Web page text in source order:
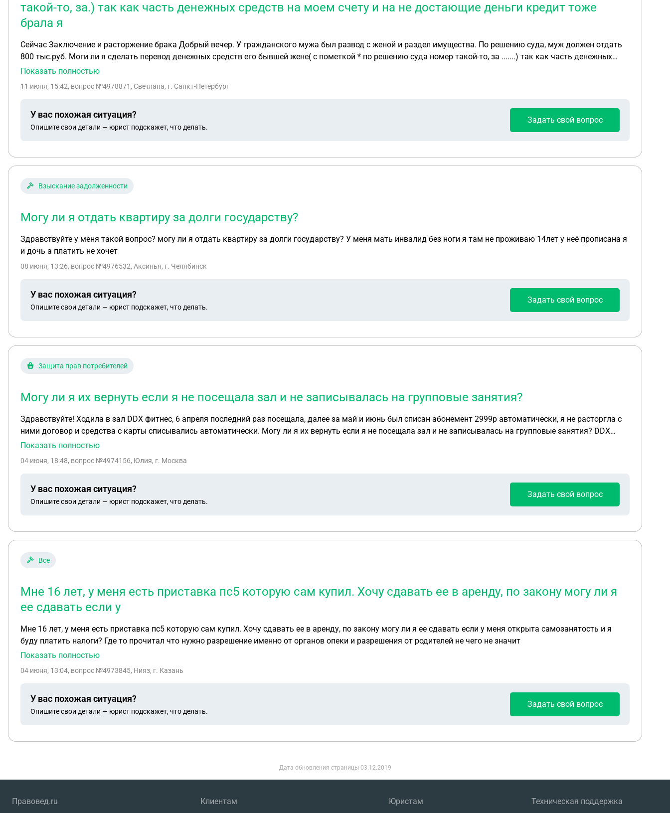
такой-то, за.) так как часть денежных средств на моем счету и на не достающие деньги кредит тоже
брала я
Сейчас Заключение и расторжение брака Добрый вечер. У гражданского мужа был развод с женой и раздел имущества. По решению суда, муж должен отдать
800 тыс.руб. Моги ли я сделать перевод денежных средств его бывшей жене( с пометкой * по решению суда номер такой-то, за .......) так как часть денежных
средств на моем счету и на не достающие деньги кредит тоже брала я.
Показать полностью
11 июня, 15:42, вопрос №4978871, Светлана, г. Санкт-Петербург
У вас похожая ситуация?
Опишите свои детали — юрист подскажет, что делать.
Задать свой вопрос
Взыскание задолженности
Могу ли я отдать квартиру за долги государству?
Здравствуйте у меня такой вопрос? могу ли я отдать квартиру за долги государству? У меня мать инвалид без ноги я там не проживаю 14лет у неё прописана я
и дочь а платить не хочет
08 июня, 13:26, вопрос №4976532, Аксинья, г. Челябинск
У вас похожая ситуация?
Опишите свои детали — юрист подскажет, что делать.
Задать свой вопрос
Защита прав потребителей
Могу ли я их вернуть если я не посещала зал и не записывалась на групповые занятия?
Здравствуйте! Ходила в зал DDX фитнес, 6 апреля последний раз посещала, далее за май и июнь был списан абонемент 2999р автоматически, я не расторгла с
ними договор и средства с карты списывались автоматически. Могу ли я их вернуть если я не посещала зал и не записывалась на групповые занятия? DDX
отказывает в устной форме ссылаясь на то, что это абонемент.
Показать полностью
04 июня, 18:48, вопрос №4974156, Юлия, г. Москва
У вас похожая ситуация?
Опишите свои детали — юрист подскажет, что делать.
Задать свой вопрос
Все
Мне 16 лет, у меня есть приставка пс5 которую сам купил. Хочу сдавать ее в аренду, по закону могу ли я
ее сдавать если у
Мне 16 лет, у меня есть приставка пс5 которую сам купил. Хочу сдавать ее в аренду, по закону могу ли я ее сдавать если у меня открыта самозанятость и я
буду платить налоги? Где то прочитал что нужно разрешение именно от органов опеки и разрешения от родителей не чего не значит
Показать полностью
04 июня, 13:04, вопрос №4973845, Нияз, г. Казань
У вас похожая ситуация?
Опишите свои детали — юрист подскажет, что делать.
Задать свой вопрос
Дата обновления страницы 03.12.2019
Правовед.ru Клиентам Юристам Техническая поддержка